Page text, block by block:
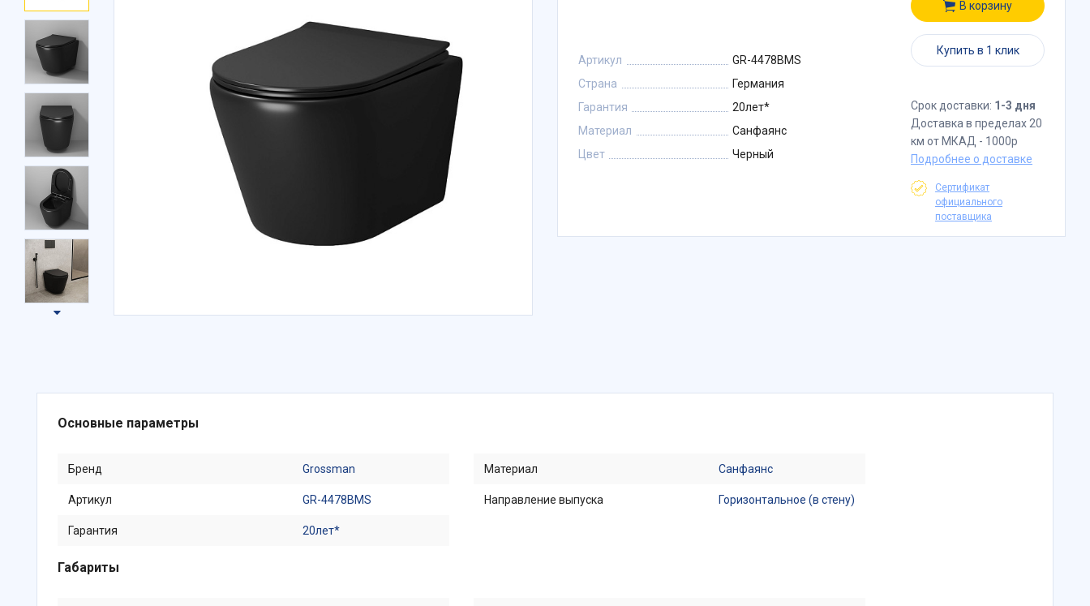
Артикул
GR-4478BMS
Страна
Германия
Гарантия
20лет*
Материал
Санфаянс
Цвет
Черный
В корзину
Купить в 1 клик
Срок доставки: 1-3 дня
Доставка в пределах 20
км от МКАД - 1000р
Подробнее о доставке
Сертификат
официального
поставщика
Основные параметры
Бренд Grossman
Артикул GR-4478BMS
Гарантия 20лет*
Материал Санфаянс
Направление выпуска Горизонтальное (в стену)
Габариты